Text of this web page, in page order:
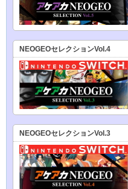
NEOGEOセレクションVol.4
NEOGEOセレクションVol.3